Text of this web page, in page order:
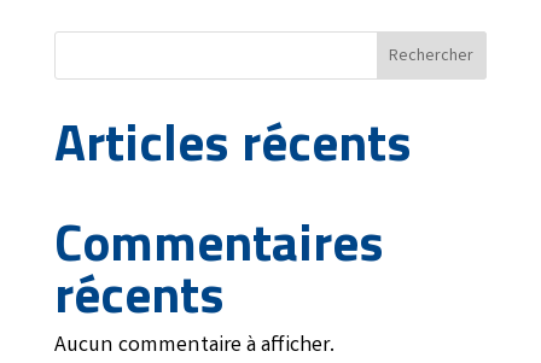
Rechercher
Articles récents
Commentaires
récents
Aucun commentaire à afficher.